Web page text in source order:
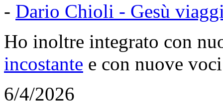
- Dario Chioli - Gesù
Ho inoltre integrato con
incostante e con nuove
6/4/2026